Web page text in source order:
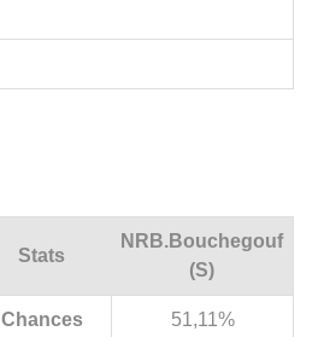
Stats
NRB.Bouchegouf
(S)
Chances 51,11%